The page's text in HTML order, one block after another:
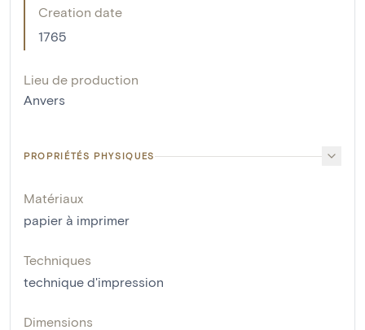
Creation date
1765
Lieu de production
Anvers
PROPRIÉTÉS PHYSIQUES
Matériaux
papier à imprimer
Techniques
technique d'impression
Dimensions